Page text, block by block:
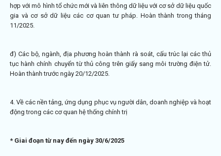
hợp với mô hình tổ chức mới và liên thông dữ liệu với cơ sở dữ liệu quốc
gia và cơ sở dữ liệu các cơ quan tư pháp. Hoàn thành trong tháng
11/2025.
đ) Các bộ, ngành, địa phương hoàn thành rà soát, cấu trúc lại các thủ
tục hành chính chuyển từ thủ công trên giấy sang môi trường điện tử.
Hoàn thành trước ngày 20/12/2025.
4. Về các nền tảng, ứng dụng phục vụ người dân, doanh nghiệp và hoạt
động trong các cơ quan hệ thống chính trị
* Giai đoạn từ nay đến ngày 30/6/2025